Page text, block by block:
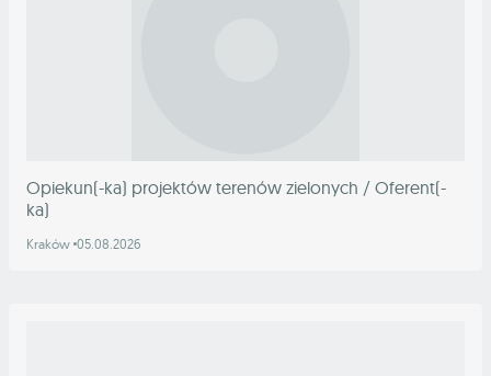
Opiekun(-ka) projektów terenów zielonych / Oferent(-
ka)
Kraków 05.08.2026